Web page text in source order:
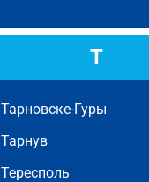
Т
Тарновске-Гуры
Тарнув
Тересполь